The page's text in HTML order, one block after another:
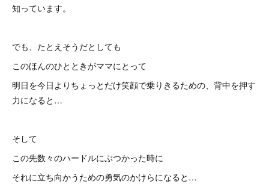
知っています。
でも、たとえそうだとしても
このほんのひとときがママにとって
明日を今日よりちょっとだけ笑顔で乗りきるための、背中を押す
力になると…
そして
この先数々のハードルにぶつかった時に
それに立ち向かうための勇気のかけらになると…